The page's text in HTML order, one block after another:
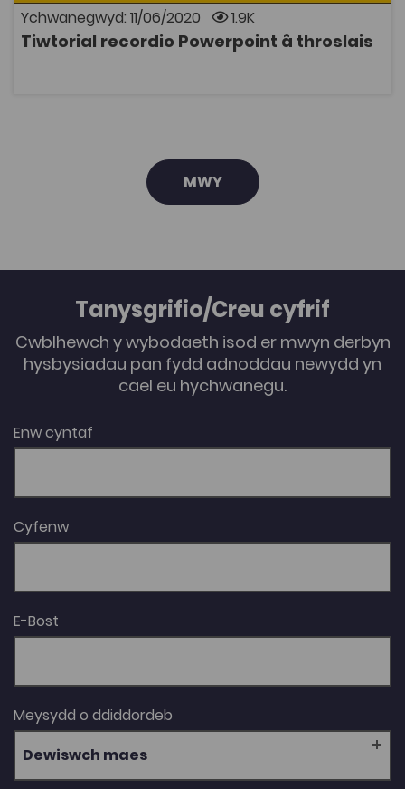
Ychwanegwyd: 11/06/2020 1.9K
Tiwtorial recordio Powerpoint â throslais
MWY
Tanysgrifio/Creu cyfrif
Cwblhewch y wybodaeth isod er mwyn derbyn
hysbysiadau pan fydd adnoddau newydd yn
cael eu hychwanegu.
Enw cyntaf
Cyfenw
E-Bost
Meysydd o ddiddordeb
Dewiswch maes